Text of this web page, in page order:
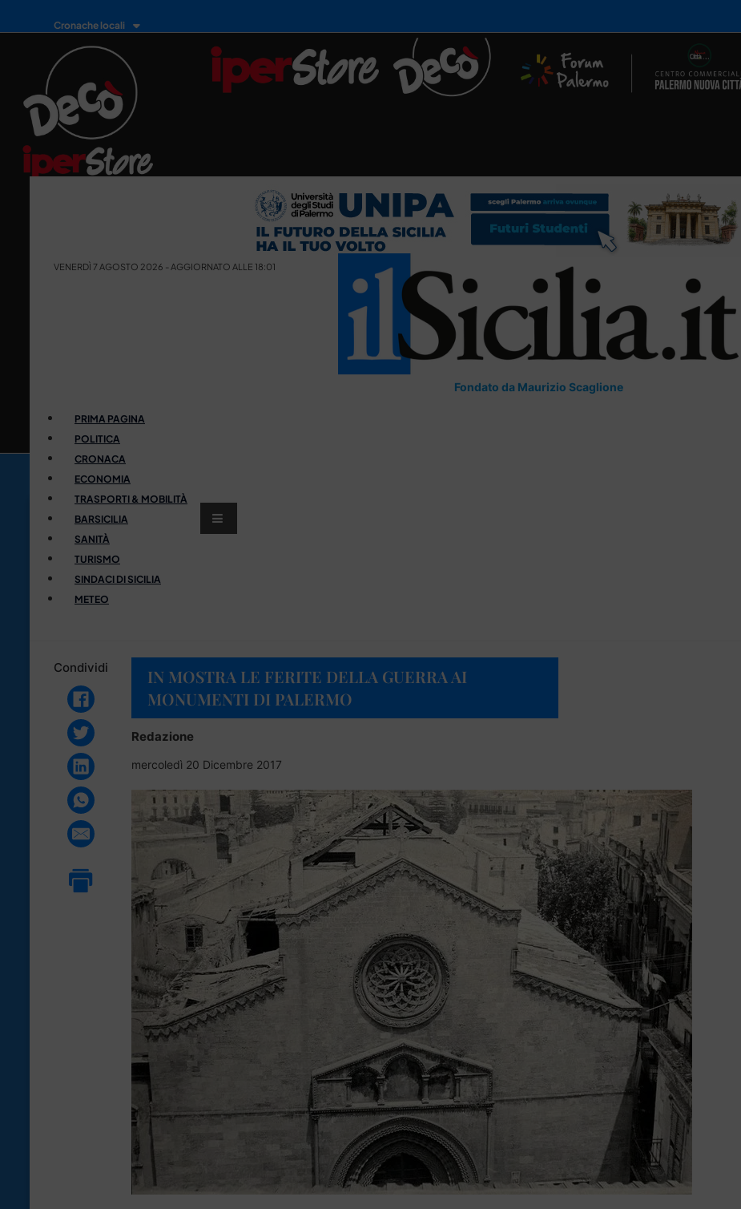
Cronache locali
VENERDÌ 7 AGOSTO 2026 - AGGIORNATO ALLE 18:01
Fondato da Maurizio Scaglione
PRIMA PAGINA
POLITICA
CRONACA
ECONOMIA
TRASPORTI & MOBILITÀ
BARSICILIA
SANITÀ
TURISMO
SINDACI DI SICILIA
METEO
Condividi
IN MOSTRA LE FERITE DELLA GUERRA AI
MONUMENTI DI PALERMO
Redazione
mercoledì 20 Dicembre 2017